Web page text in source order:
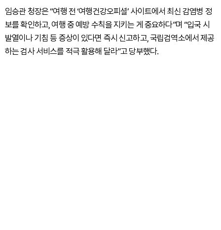
임승관 청장은 “여행 전 ‘여행건강오피셜’ 사이트에서 최신 감염병 정
보를 확인하고, 여행 중 예방 수칙을 지키는 게 중요하다”며 “입국 시
발열이나 기침 등 증상이 있다면 즉시 신고하고, 국립검역소에서 제공
하는 검사 서비스를 적극 활용해 달라”고 당부했다.